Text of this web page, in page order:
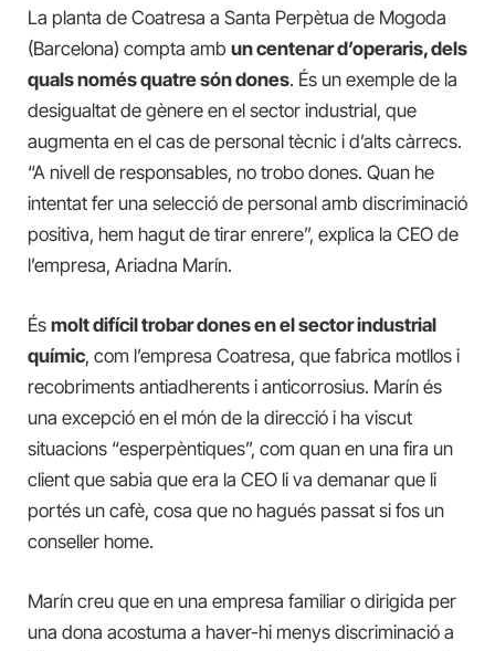
La planta de Coatresa a Santa Perpètua de Mogoda
(Barcelona) compta amb un centenar d’operaris, dels
quals només quatre són dones. És un exemple de la
desigualtat de gènere en el sector industrial, que
augmenta en el cas de personal tècnic i d’alts càrrecs.
“A nivell de responsables, no trobo dones. Quan he
intentat fer una selecció de personal amb discriminació
positiva, hem hagut de tirar enrere”, explica la CEO de
l’empresa, Ariadna Marín.
És molt difícil trobar dones en el sector industrial
químic, com l’empresa Coatresa, que fabrica motllos i
recobriments antiadherents i anticorrosius. Marín és
una excepció en el món de la direcció i ha viscut
situacions “esperpèntiques”, com quan en una fira un
client que sabia que era la CEO li va demanar que li
portés un cafè, cosa que no hagués passat si fos un
conseller home.
Marín creu que en una empresa familiar o dirigida per
una dona acostuma a haver-hi menys discriminació a